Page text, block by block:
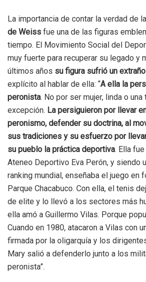
La importancia de contar la verdad de
de Weiss fue una de las figuras
tiempo. El Movimiento Social del
muy fuerte para recuperar su legado y
últimos años su figura sufrió un
explícito al hablar de ella: “A ella la
peronista. No por ser mujer, linda o
excepción. La persiguieron por llevar
peronismo, defender su doctrina, al
sus tradiciones y su esfuerzo por
su pueblo la práctica deportiva. Ella
Ateneo Deportivo Eva Perón, y siendo
ranking mundial, enseñaba el juego en
Parque Chacabuco. Con ella, el tenis
de elite y lo llevó a los sectores más
ella amó a Guillermo Vilas. Porque
Cuando en 1980, atacaron a Vilas con
firmada por la oligarquía y los
Mary salió a defenderlo junto a los
peronista”.